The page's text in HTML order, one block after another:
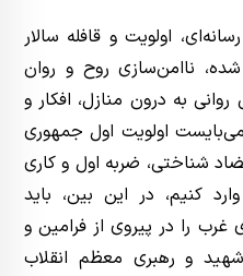
اولویت و قافله سالار
ناامن‌سازی روح و روان
به درون منازل، افکار و
اولویت اول جمهوری
شناختی، ضربه‌ اول و کاری
کنیم، در این بین، باید
غرب را در پیروی از فرامین و
و رهبری معظم انقلاب